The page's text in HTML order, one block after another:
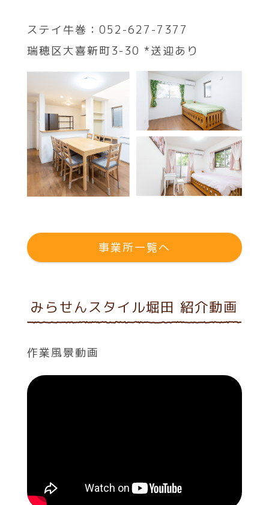
ステイ牛巻：052-627-7377
瑞穂区大喜新町3-30 *送迎あり
事業所一覧へ
みらせんスタイル堀田 紹介動画
作業風景動画